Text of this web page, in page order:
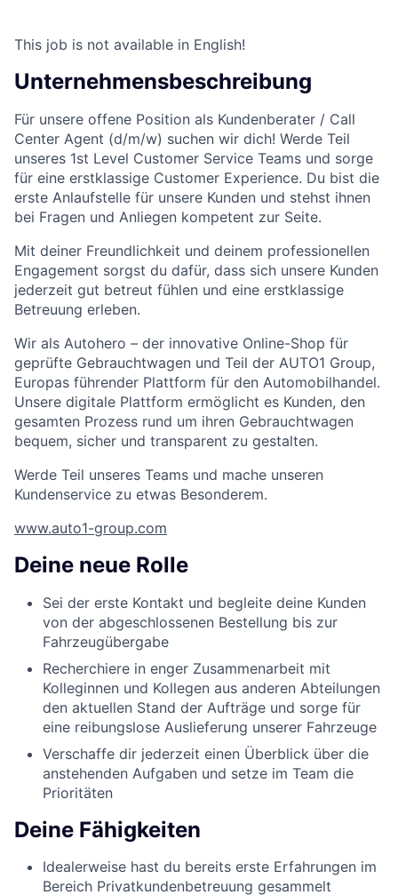
This job is not available in English!
Unternehmensbeschreibung
Für unsere offene Position als Kundenberater / Call
Center Agent (d/m/w) suchen wir dich! Werde Teil
unseres 1st Level Customer Service Teams und sorge
für eine erstklassige Customer Experience. Du bist die
erste Anlaufstelle für unsere Kunden und stehst ihnen
bei Fragen und Anliegen kompetent zur Seite.
Mit deiner Freundlichkeit und deinem professionellen
Engagement sorgst du dafür, dass sich unsere Kunden
jederzeit gut betreut fühlen und eine erstklassige
Betreuung erleben.
Wir als Autohero – der innovative Online-Shop für
geprüfte Gebrauchtwagen und Teil der AUTO1 Group,
Europas führender Plattform für den Automobilhandel.
Unsere digitale Plattform ermöglicht es Kunden, den
gesamten Prozess rund um ihren Gebrauchtwagen
bequem, sicher und transparent zu gestalten.
Werde Teil unseres Teams und mache unseren
Kundenservice zu etwas Besonderem.
www.auto1-group.com
Deine neue Rolle
Sei der erste Kontakt und begleite deine Kunden
von der abgeschlossenen Bestellung bis zur
Fahrzeugübergabe
Recherchiere in enger Zusammenarbeit mit
Kolleginnen und Kollegen aus anderen Abteilungen
den aktuellen Stand der Aufträge und sorge für
eine reibungslose Auslieferung unserer Fahrzeuge
Verschaffe dir jederzeit einen Überblick über die
anstehenden Aufgaben und setze im Team die
Prioritäten
Deine Fähigkeiten
Idealerweise hast du bereits erste Erfahrungen im
Bereich Privatkundenbetreuung gesammelt